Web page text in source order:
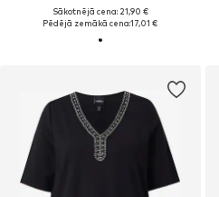
Sākotnējā cena: 21,90 €
Pēdējā zemākā cena:17,01 €